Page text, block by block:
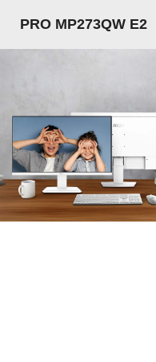
PRO MP273QW E2